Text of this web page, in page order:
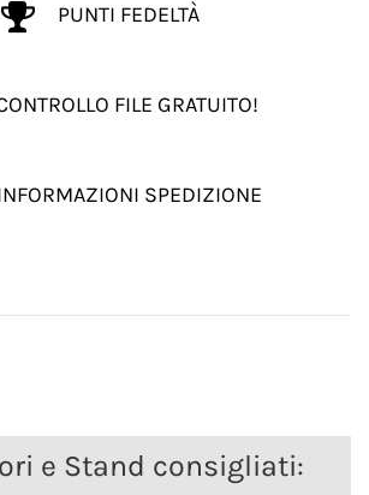
PUNTI FEDELTÀ
FILE GRATUITO!
SPEDIZIONE
e Stand consigliati: